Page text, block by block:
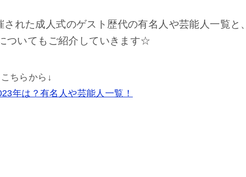
れた成人式のゲスト歴代の有名人や芸能人一覧と、
ついてもご紹介していきます☆
ちらから↓
年は？有名人や芸能人一覧！